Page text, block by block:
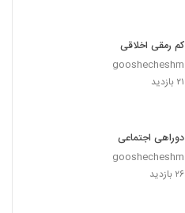
کم رمقی اخلاقی
gooshecheshm
۲۱ بازدید
دوراهی اجتماعی
gooshecheshm
۲۶ بازدید